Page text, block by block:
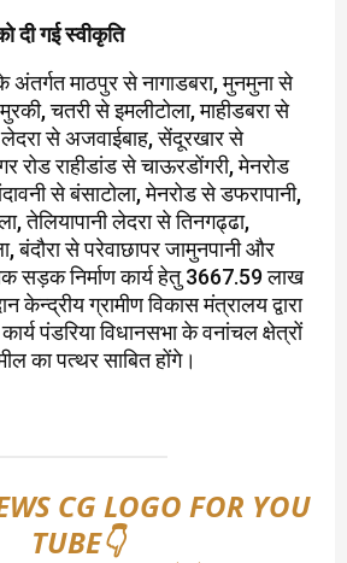
दी गई स्वीकृति
अंतर्गत माठपुर से नागाडबरा, मुनमुना से
चतरी से इमलीटोला, माहीडबरा से
लेदरा से अजवाईबाह, सेंदूरखार से
रोड राहीडांड से चाऊरडोंगरी, मेनरोड
से बंसाटोला, मेनरोड से डफरापानी,
तेलियापानी लेदरा से तिनगढ्ढा,
बंदौरा से परेवाछापर जामुनपानी और
सड़क निर्माण कार्य हेतु 3667.59 लाख
केन्द्रीय ग्रामीण विकास मंत्रालय द्वारा
पंडरिया विधानसभा के वनांचल क्षेत्रों
का पत्थर साबित होंगे।
CG LOGO FOR YOU
TUBE👇